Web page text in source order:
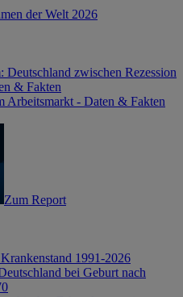
der Welt 2026
Deutschland zwischen Rezession
& Fakten
Arbeitsmarkt - Daten & Fakten
Zum Report
1991-2026
bei Geburt nach